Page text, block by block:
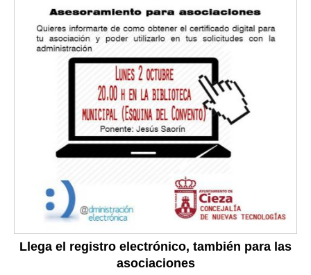
Llega el registro electrónico, también para las
asociaciones